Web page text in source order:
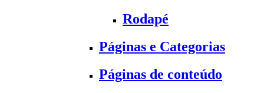
Rodapé
Páginas e Categorias
Páginas de conteúdo